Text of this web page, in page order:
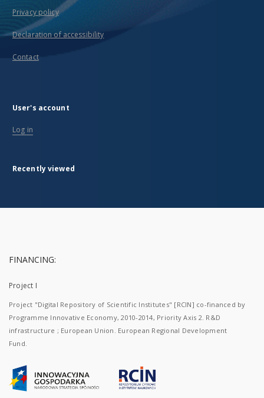
Privacy policy
Declaration of accessibility
Contact
User's account
Log in
Recently viewed
FINANCING:
Project I
Project "Digital Repository of Scientific Institutes" [RCIN] co-financed by
Programme Innovative Economy, 2010-2014, Priority Axis 2. R&D
infrastructure ; European Union. European Regional Development
Fund.